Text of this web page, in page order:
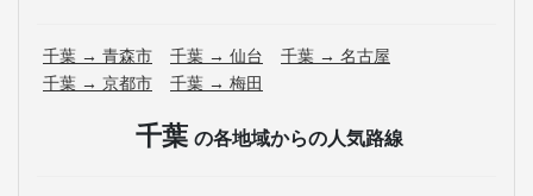
千葉 → 青森市 千葉 → 仙台
千葉 → 名古屋
千葉 → 京都市
千葉 → 梅田
千葉 の各地域からの人気路線